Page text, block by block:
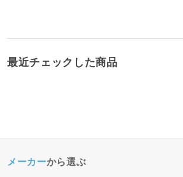
最近チェックした商品
メーカーから選ぶ